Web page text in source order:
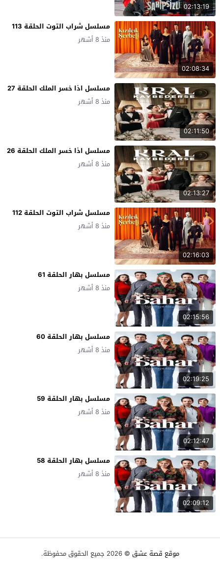
02:13:19
02:08:34
مسلسل شراب التوت الحلقة 113
منذ 8 أشهر
02:11:50
مسلسل اذا خسر الملك الحلقة 27
منذ 8 أشهر
02:13:27
مسلسل اذا خسر الملك الحلقة 26
منذ 8 أشهر
02:16:03
مسلسل شراب التوت الحلقة 112
منذ 8 أشهر
02:15:56
مسلسل بهار الحلقة 61
منذ 8 أشهر
02:19:25
مسلسل بهار الحلقة 60
منذ 8 أشهر
02:12:47
مسلسل بهار الحلقة 59
منذ 8 أشهر
02:09:12
مسلسل بهار الحلقة 58
منذ 8 أشهر
موقع قصة عشق © 2026 جميع الحقوق محفوظة.